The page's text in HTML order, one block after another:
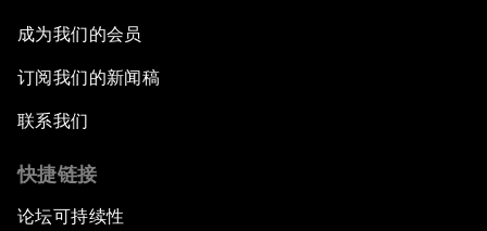
成为我们的会员
订阅我们的新闻稿
联系我们
快捷链接
论坛可持续性